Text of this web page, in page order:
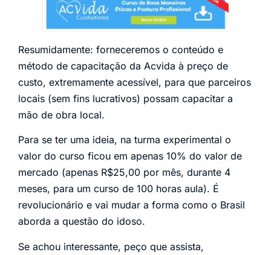
Resumidamente: forneceremos o conteúdo e
método de capacitação da Acvida à preço de
custo, extremamente acessível, para que parceiros
locais (sem fins lucrativos) possam capacitar a
mão de obra local.
Para se ter uma ideia, na turma experimental o
valor do curso ficou em apenas 10% do valor de
mercado (apenas R$25,00 por mês, durante 4
meses, para um curso de 100 horas aula). É
revolucionário e vai mudar a forma como o Brasil
aborda a questão do idoso.
Se achou interessante, peço que assista,